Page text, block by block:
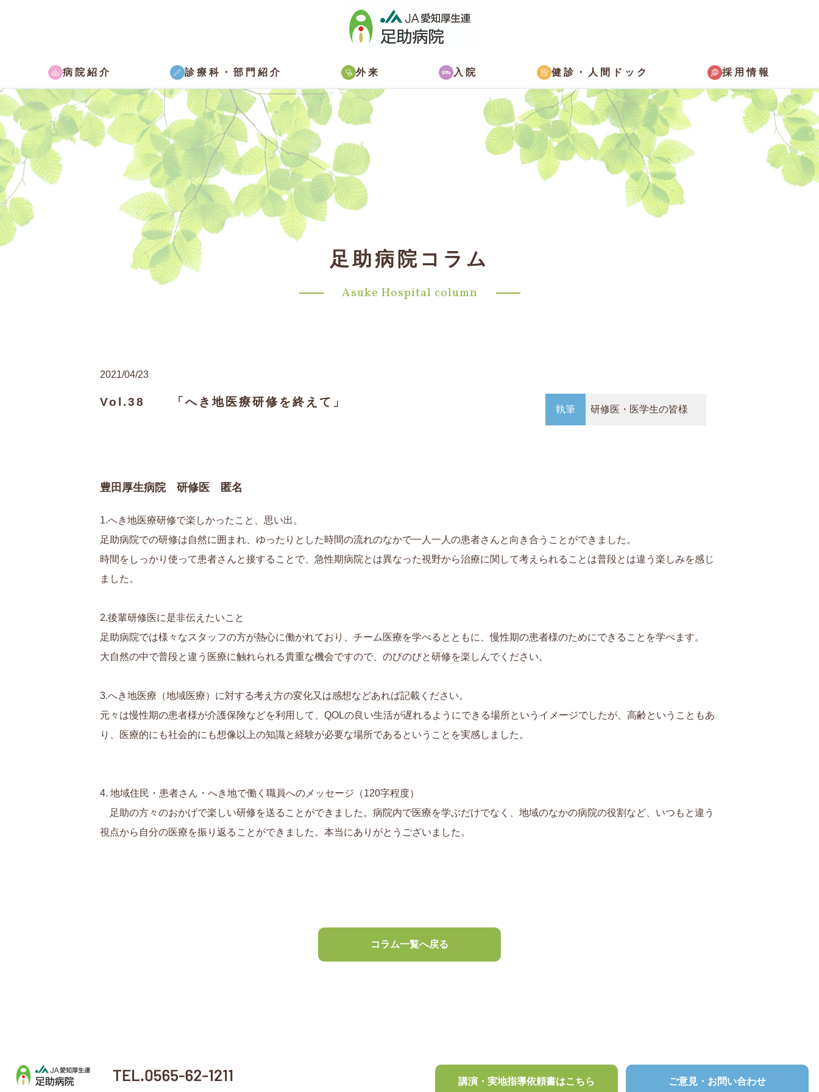
病院紹介 診療科・部門紹介 外来 入院 健診・ 人間ドック 採用情報
足助病院コラム
Asuke Hospital column
2021/04/23
Vol.38 「へき地医療研修を終えて」
執筆 研修医・医学生の皆様
豊田厚生病院 研修医 匿名
1.へき地医療研修で楽しかったこと、思い出。
足助病院での研修は自然に囲まれ、ゆったりとした時間の流れのなかで一人一人の患者さんと向き合うことができました。
時間をしっかり使って患者さんと接することで、急性期病院とは異なった視野から治療に関して考えられることは普段とは違う楽しみを感じ
ました。
2.後輩研修医に是非伝えたいこと
足助病院では様々なスタッフの方が熱心に働かれており、チーム医療を学べるとともに、慢性期の患者様のためにできることを学べます。
大自然の中で普段と違う医療に触れられる貴重な機会ですので、のびのびと研修を楽しんでください。
3.へき地医療（地域医療）に対する考え方の変化又は感想などあれば記載ください。
元々は慢性期の患者様が介護保険などを利用して、QOLの良い生活が遅れるようにできる場所というイメージでしたが、高齢ということもあ
り、医療的にも社会的にも想像以上の知識と経験が必要な場所であるということを実感しました。
4. 地域住民・患者さん・へき地で働く職員へのメッセージ（120字程度）
足助の方々のおかげで楽しい研修を送ることができました。病院内で医療を学ぶだけでなく、地域のなかの病院の役割など、いつもと違う
視点から自分の医療を振り返ることができました。本当にありがとうございました。
コラム一覧へ戻る
講演・実地指導依頼書はこちら ご意見・お問い合わせ